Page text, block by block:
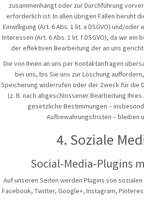
zusammenhängt oder zur Durchführung
erforderlich ist. In allen übrigen Fällen beruht
Einwilligung (Art. 6 Abs. 1 lit. a DSGVO) und/
Interessen (Art. 6 Abs. 1 lit. f DSGVO), da wir
der effektiven Bearbeitung der an uns
Die von Ihnen an uns per Kontaktanfragen
bei uns, bis Sie uns zur Löschung
Speicherung widerrufen oder der Zweck für die
(z. B. nach abgeschlossener Bearbeitung
gesetzliche Bestimmungen –
Aufbewahrungsfristen – bleiben
4. Soziale
Social-Media-Plugins
Auf unseren Seiten werden Plugins von
Facebook, Twitter, Google+, Instagram,